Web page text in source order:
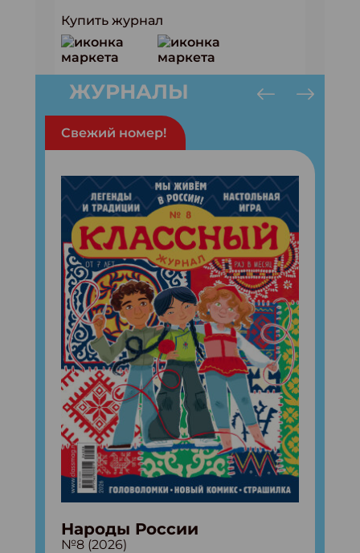
Купить журнал
ЖУРНАЛЫ
Свежий номер!
Народы России
№8 (2026)